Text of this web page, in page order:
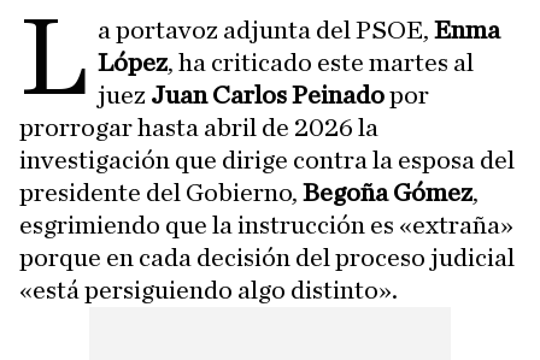
L a portavoz adjunta del PSOE,Enma
López, ha criticado este martes al
juez Juan Carlos Peinadopor
prorrogar hasta abril de 2026 la
investigación que dirige contra la esposa del
presidente del Gobierno, Begoña Gómez,
esgrimiendo que la instrucción es «extraña»
porque en cada decisión del proceso judicial
«está persiguiendo algo distinto».